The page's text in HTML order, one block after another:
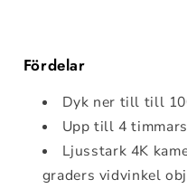
Fördelar
Dyk ner till till
Upp till 4
Ljusstark 4K
graders vidvinkel